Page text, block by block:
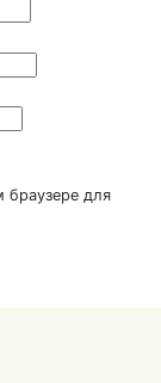
браузере для